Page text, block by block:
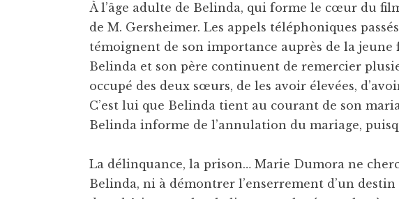
À l’âge adulte de Belinda, qui forme le cœur du
de M. Gersheimer. Les appels téléphoniques
témoignent de son importance auprès de la jeune
Belinda et son père continuent de remercier
occupé des deux sœurs, de les avoir élevées,
C’est lui que Belinda tient au courant de son
Belinda informe de l’annulation du mariage,
La délinquance, la prison… Marie Dumora ne
Belinda, ni à démontrer l’enserrement d’un